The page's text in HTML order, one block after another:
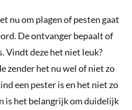
nu om plagen of pesten gaat
De ontvanger bepaalt of
Vindt deze het niet leuk?
zender het nu wel of niet zo
een pester is en het niet zo
is het belangrijk om duidelijk